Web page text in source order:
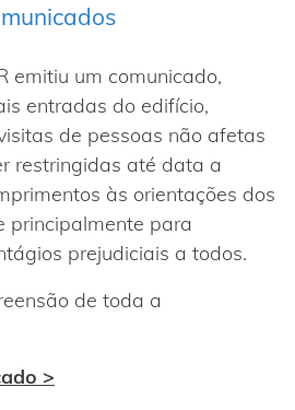
emitiu um comunicado,
entradas do edifício,
de pessoas não afetas
restringidas até data a
às orientações dos
principalmente para
prejudiciais a todos.
de toda a
>